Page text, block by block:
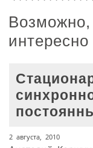
интересно
2 августа, 2010